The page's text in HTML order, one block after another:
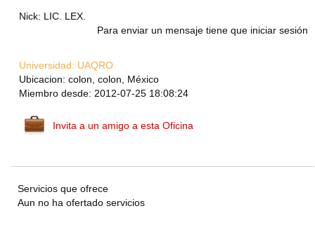
Nick: LIC. LEX.
Para enviar un mensaje tiene que iniciar sesión
Universidad: UAQRO
Ubicacion: colon, colon, México
Miembro desde: 2012-07-25 18:08:24
Invita a un amigo a esta Oficina
Servicios que ofrece
Aun no ha ofertado servicios